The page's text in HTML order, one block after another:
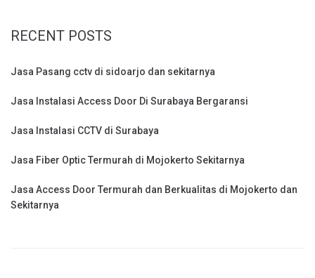
RECENT POSTS
Jasa Pasang cctv di sidoarjo dan sekitarnya
Jasa Instalasi Access Door Di Surabaya Bergaransi
Jasa Instalasi CCTV di Surabaya
Jasa Fiber Optic Termurah di Mojokerto Sekitarnya
Jasa Access Door Termurah dan Berkualitas di Mojokerto dan
Sekitarnya